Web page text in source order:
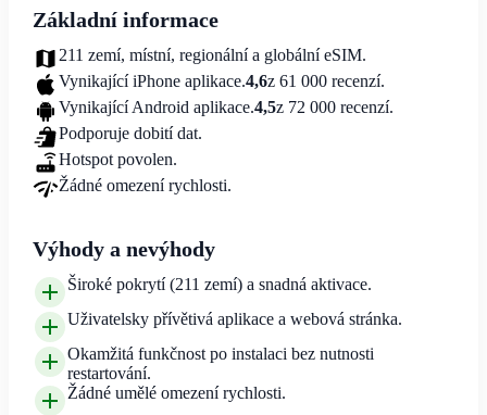
Základní informace
211 zemí, místní, regionální a globální eSIM.
Vynikající iPhone aplikace.4,6z 61 000 recenzí.
Vynikající Android aplikace.4,5z 72 000 recenzí.
Podporuje dobití dat.
Hotspot povolen.
Žádné omezení rychlosti.
Výhody a nevýhody
Široké pokrytí (211 zemí) a snadná aktivace.
Uživatelsky přívětivá aplikace a webová stránka.
Okamžitá funkčnost po instalaci bez nutnosti
restartování.
Žádné umělé omezení rychlosti.